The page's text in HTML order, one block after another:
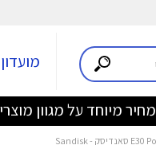
מועדון My Bug
מחיר מיוחד על מגוון מוצרי PETKIT לחברי מועדון >>